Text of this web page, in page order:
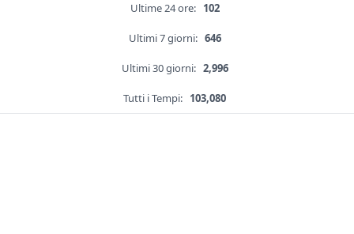
Ultime 24 ore: 102
Ultimi 7 giorni: 646
Ultimi 30 giorni: 2,996
Tutti i Tempi: 103,080